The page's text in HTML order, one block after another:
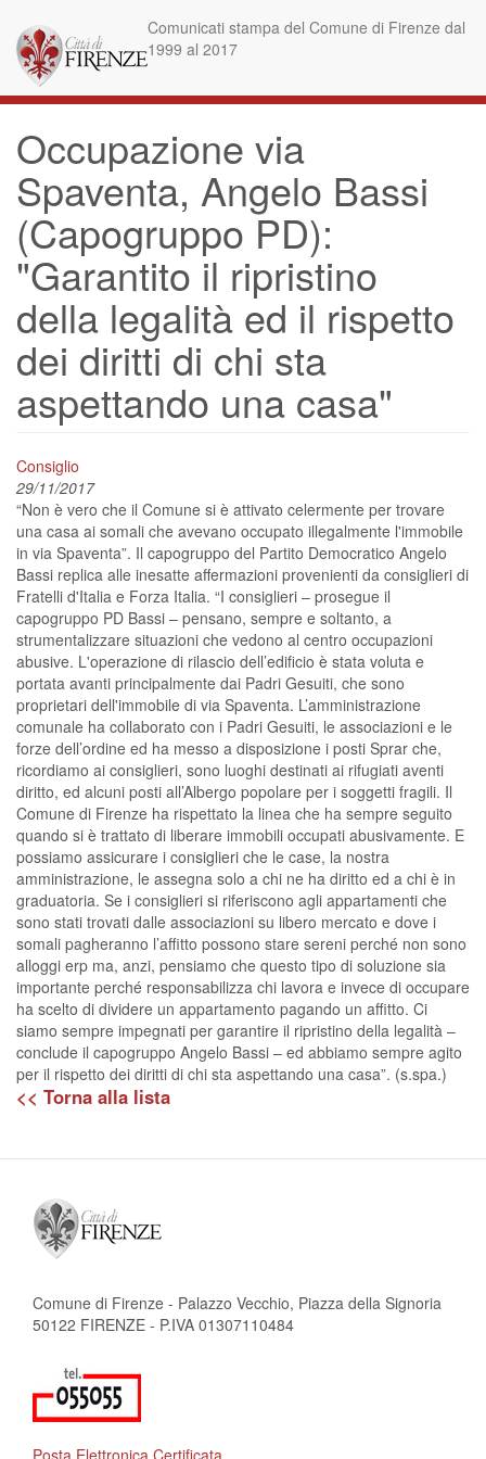
main
content
Comunicati stampa del Comune di Firenze dal
1999 al 2017
Occupazione via
Spaventa, Angelo Bassi
(Capogruppo PD):
"Garantito il ripristino
della legalità ed il rispetto
dei diritti di chi sta
aspettando una casa"
Consiglio
29/11/2017
“Non è vero che il Comune si è attivato celermente per trovare
una casa ai somali che avevano occupato illegalmente l'immobile
in via Spaventa”. Il capogruppo del Partito Democratico Angelo
Bassi replica alle inesatte affermazioni provenienti da consiglieri di
Fratelli d'Italia e Forza Italia. “I consiglieri – prosegue il
capogruppo PD Bassi – pensano, sempre e soltanto, a
strumentalizzare situazioni che vedono al centro occupazioni
abusive. L'operazione di rilascio dell’edificio è stata voluta e
portata avanti principalmente dai Padri Gesuiti, che sono
proprietari dell'immobile di via Spaventa. L’amministrazione
comunale ha collaborato con i Padri Gesuiti, le associazioni e le
forze dell’ordine ed ha messo a disposizione i posti Sprar che,
ricordiamo ai consiglieri, sono luoghi destinati ai rifugiati aventi
diritto, ed alcuni posti all’Albergo popolare per i soggetti fragili. Il
Comune di Firenze ha rispettato la linea che ha sempre seguito
quando si è trattato di liberare immobili occupati abusivamente. E
possiamo assicurare i consiglieri che le case, la nostra
amministrazione, le assegna solo a chi ne ha diritto ed a chi è in
graduatoria. Se i consiglieri si riferiscono agli appartamenti che
sono stati trovati dalle associazioni su libero mercato e dove i
somali pagheranno l’affitto possono stare sereni perché non sono
alloggi erp ma, anzi, pensiamo che questo tipo di soluzione sia
importante perché responsabilizza chi lavora e invece di occupare
ha scelto di dividere un appartamento pagando un affitto. Ci
siamo sempre impegnati per garantire il ripristino della legalità –
conclude il capogruppo Angelo Bassi – ed abbiamo sempre agito
per il rispetto dei diritti di chi sta aspettando una casa”. (s.spa.)
<< Torna alla lista
Comune di Firenze - Palazzo Vecchio, Piazza della Signoria
50122 FIRENZE - P.IVA 01307110484
Posta Elettronica Certificata